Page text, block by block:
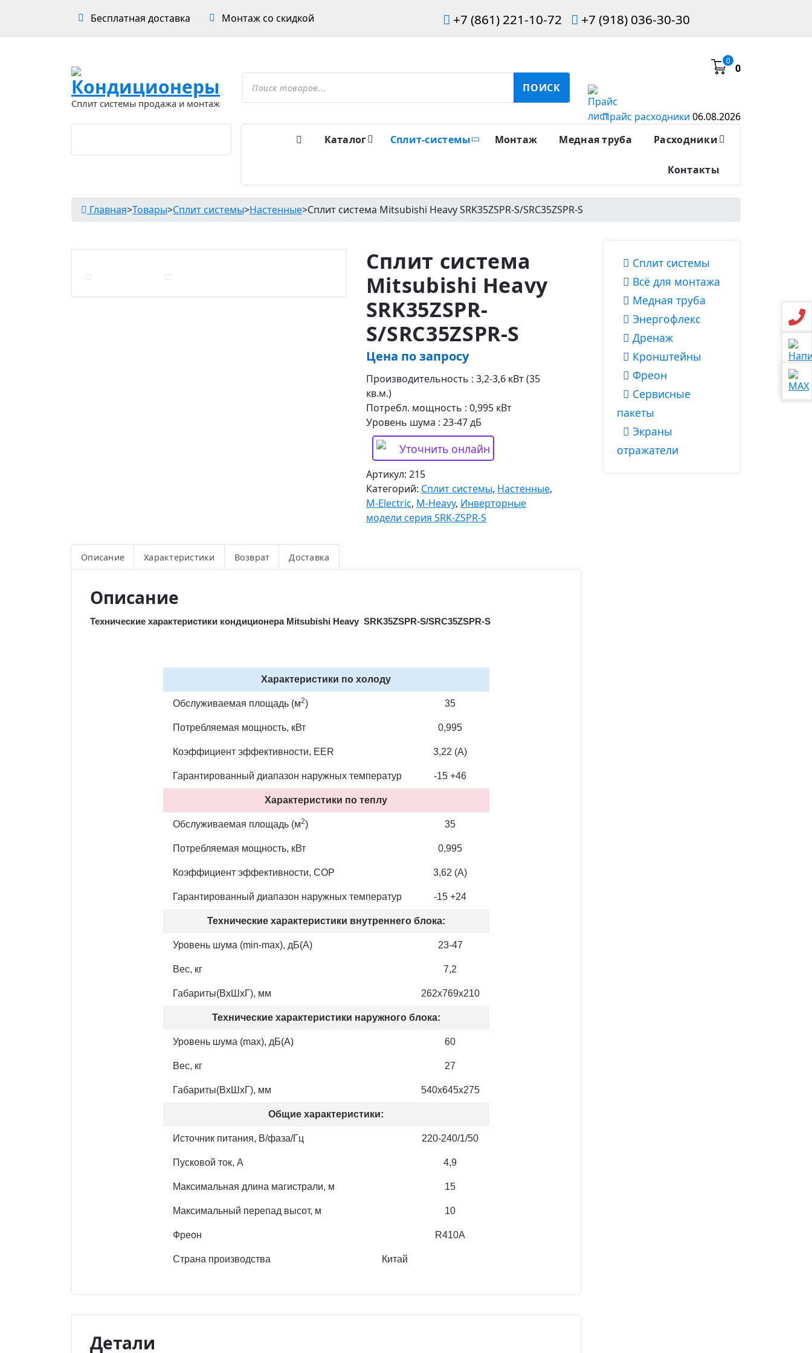
содержимому
+7 (861) 221-10-72 +7 (918) 036-30-30
Бесплатная доставка
Монтаж со скидкой
Сплит системы продажа и монтаж
Поиск
товаров ПОИСК
0
0
Прайс расходники 06.08.2026
Каталог
Сплит-системы Монтаж Медная труба Расходники
Контакты
Главная>Товары>Сплит системы>Настенные>Сплит система Mitsubishi Heavy SRK35ZSPR-S/SRC35ZSPR-S
Сплит система
Mitsubishi Heavy
SRK35ZSPR-
S/SRC35ZSPR-S
Цена по запросу
Производительность : 3,2-3,6 кВт (35
кв.м.)
Потребл. мощность : 0,995 кВт
Уровень шума : 23-47 дБ
Уточнить онлайн
Артикул: 215
Категорий: Сплит системы, Настенные,
M-Electric, M-Heavy, Инверторные
модели серия SRK-ZSPR-S
Описание Характеристики Возврат Доставка
Описание
Технические характеристики кондиционера Mitsubishi Heavy SRK35ZSPR-S/SRC35ZSPR-S
Характеристики по холоду
Обслуживаемая площадь (м2) 35
Потребляемая мощность, кВт 0,995
Коэффициент эффективности, EER 3,22 (А)
Гарантированный диапазон наружных температур -15 +46
Характеристики по теплу
Обслуживаемая площадь (м2) 35
Потребляемая мощность, кВт 0,995
Коэффициент эффективности, COP 3,62 (А)
Гарантированный диапазон наружных температур -15 +24
Технические характеристики внутреннего блока:
Уровень шума (min-max), дБ(А) 23-47
Вес, кг 7,2
Габариты(ВхШхГ), мм 262х769х210
Технические характеристики наружного блока:
Уровень шума (max), дБ(А) 60
Вес, кг 27
Габариты(ВхШхГ), мм 540х645х275
Общие характеристики:
Источник питания, В/фаза/Гц 220-240/1/50
Пусковой ток, А 4,9
Максимальная длина магистрали, м 15
Максимальный перепад высот, м 10
Фреон R410A
Страна производства Китай
Детали
Сплит системы
Всё для монтажа
Медная труба
Энергофлекс
Дренаж
Кронштейны
Фреон
Сервисные
пакеты
Экраны
отражатели